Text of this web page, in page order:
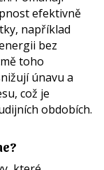
efektivně
například
bez
toho
únavu a
což je
obdobích.